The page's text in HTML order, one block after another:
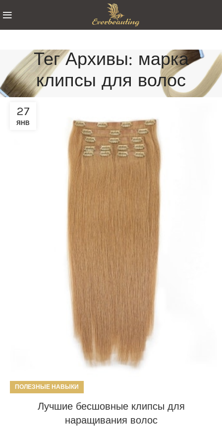
Тег Архивы: марка
клипсы для волос
27
ЯНВ
ПОЛЕЗНЫЕ НАВЫКИ
Лучшие бесшовные клипсы для
наращивания волос